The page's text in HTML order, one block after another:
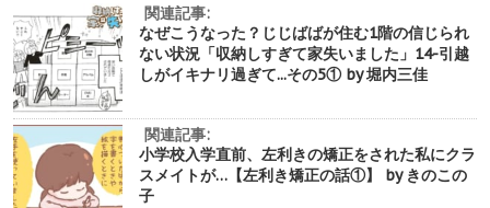
関連記事:
なぜこうなった？じじばばが住む1階の信じられ
ない状況「収納しすぎて家失いました」14-引越
しがイキナリ過ぎて...その5① by 堀内三佳
関連記事:
小学校入学直前、左利きの矯正をされた私にクラ
スメイトが…【左利き矯正の話①】 by きのこの
子